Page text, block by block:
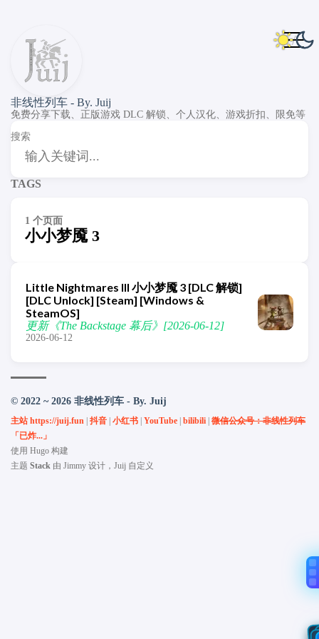
非线性列车 - By. Juij
免费分享下载、正版游戏 DLC 解锁、个人汉化、游戏折扣、限免等
搜索
TAGS
1 个页面
小小梦魇 3
Little Nightmares III 小小梦魇 3 [DLC 解锁]
[DLC Unlock] [Steam] [Windows &
SteamOS]
更新《The Backstage 幕后》[2026-06-12]
2026-06-12
© 2022 ~ 2026 非线性列车 - By. Juij
主站 https://juij.fun 抖音 小红书 YouTube bilibili 微信公众号：非线性列车
「已炸...」
使用 Hugo 构建
主题 Stack 由 Jimmy 设计，Juij 自定义